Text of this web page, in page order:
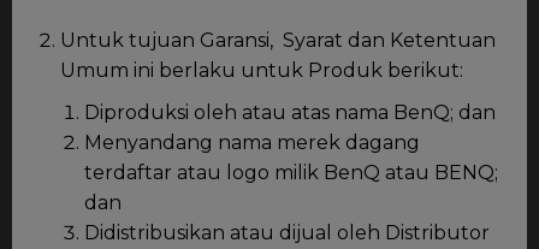
Untuk tujuan Garansi, Syarat dan Ketentuan
Umum ini berlaku untuk Produk berikut:
Diproduksi oleh atau atas nama BenQ; dan
Menyandang nama merek dagang
terdaftar atau logo milik BenQ atau BENQ;
dan
Didistribusikan atau dijual oleh Distributor